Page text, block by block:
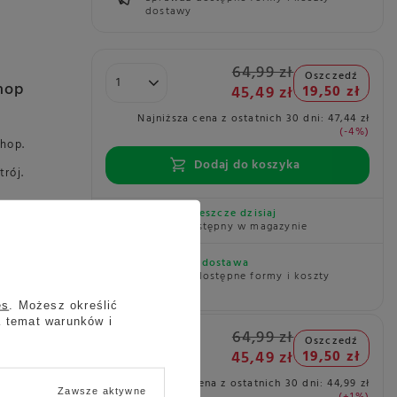
dostawy
64,99 zł
45,49 zł
Oszczedź
19,50 zł
Najniższa cena z ostatnich 30 dni:47,44 zł
-4%
Dodaj do koszyka
jeszcze dzisiaj
Towar dostępny w magazynie
Darmowa dostawa
Sprawdź dostępne formy i koszty
64,99 zł
45,49 zł
Oszczedź
19,50 zł
Najniższa cena z ostatnich 30 dni:44,99 zł
. Możesz określić
warunków i
Zawsze aktywne